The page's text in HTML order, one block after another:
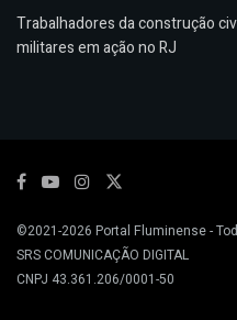
Trabalhadores da construção
militares em ação no RJ
©2021-2026 Portal Fluminense-
SRS COMUNICAÇÃO DIGITAL
CNPJ 43.361.206/0001-50